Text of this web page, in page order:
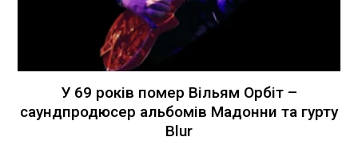
У 69 років помер Вільям Орбіт –
саундпродюсер альбомів Мадонни та гурту
Blur